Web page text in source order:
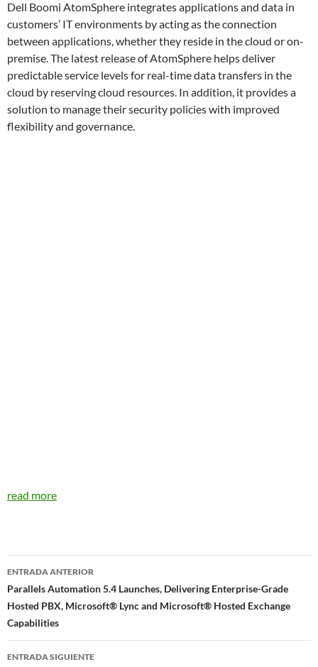
Dell Boomi AtomSphere integrates applications and data in
customers’ IT environments by acting as the connection
between applications, whether they reside in the cloud or on-
premise. The latest release of AtomSphere helps deliver
predictable service levels for real-time data transfers in the
cloud by reserving cloud resources. In addition, it provides a
solution to manage their security policies with improved
flexibility and governance.
read more
Navegador
de
entradas
ENTRADA ANTERIOR
Parallels Automation 5.4 Launches, Delivering Enterprise-Grade
Hosted PBX, Microsoft® Lync and Microsoft® Hosted Exchange
Capabilities
ENTRADA SIGUIENTE